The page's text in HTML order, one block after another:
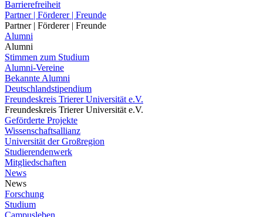
Barrierefreiheit
Partner | Förderer | Freunde
Partner | Förderer | Freunde
Alumni
Alumni
Stimmen zum Studium
Alumni-Vereine
Bekannte Alumni
Deutschlandstipendium
Freundeskreis Trierer Universität e.V.
Freundeskreis Trierer Universität e.V.
Geförderte Projekte
Wissenschaftsallianz
Universität der Großregion
Studierendenwerk
Mitgliedschaften
News
News
Forschung
Studium
Campusleben